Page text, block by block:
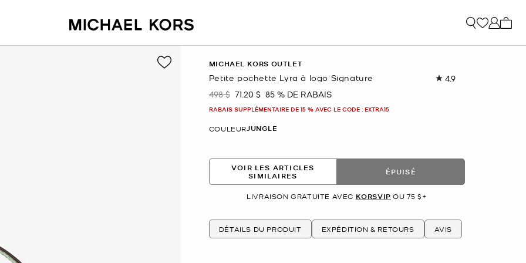
MICHAEL KORS OUTLET
Petite pochette Lyra à logo Signature 4.9Lire
page.
était
498 $ maintenant
71.20 $ 85 % DE RABAIS
RABAIS SUPPLÉMENTAIRE DE 15 % AVEC LE CODE : EXTRA15
COULEURJUNGLE
VOIR LES ARTICLES
SIMILAIRES
ÉPUISÉ
LIVRAISON GRATUITE AVEC KORSVIP OU 75 $+
DÉTAILS DU PRODUIT EXPÉDITION & RETOURS AVIS